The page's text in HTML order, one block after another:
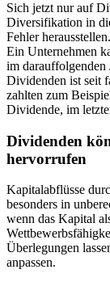
Sich jetzt nur auf
Diversifikation in
Fehler
Ein Unternehmen
im darauffolgenden
Dividenden ist seit
zahlten zum
Dividende, im
Dividenden
hervorrufen
Kapitalabflüsse
besonders in
wenn das Kapital
Überlegungen
anpassen.